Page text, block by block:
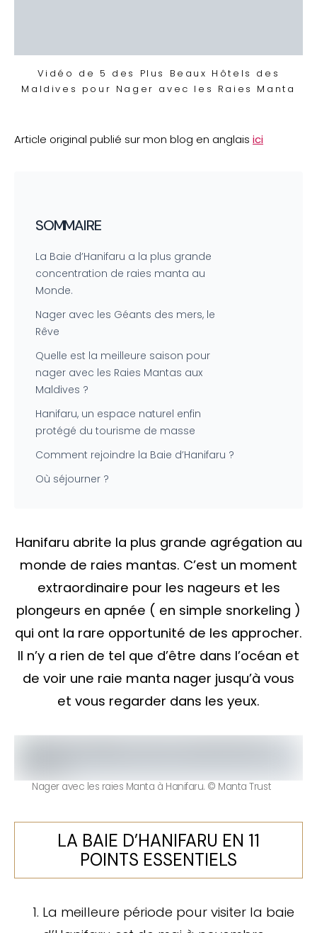
Vidéo de 5 des Plus Beaux Hôtels des
Maldives pour Nager avec les Raies Manta
Article original publié sur mon blog en anglais ici
SOMMAIRE
La Baie d’Hanifaru a la plus grande
concentration de raies manta au
Monde.
Nager avec les Géants des mers, le
Rêve
Quelle est la meilleure saison pour
nager avec les Raies Mantas aux
Maldives ?
Hanifaru, un espace naturel enfin
protégé du tourisme de masse
Comment rejoindre la Baie d’Hanifaru ?
Où séjourner ?
Hanifaru abrite la plus grande agrégation au
monde de raies mantas. C’est un moment
extraordinaire pour les nageurs et les
plongeurs en apnée ( en simple snorkeling )
qui ont la rare opportunité de les approcher.
Il n’y a rien de tel que d’être dans l’océan et
de voir une raie manta nager jusqu’à vous
et vous regarder dans les yeux.
Nager avec les raies Manta à Hanifaru. © Manta Trust
LA BAIE D’HANIFARU EN 11
POINTS ESSENTIELS
La meilleure période pour visiter la baie